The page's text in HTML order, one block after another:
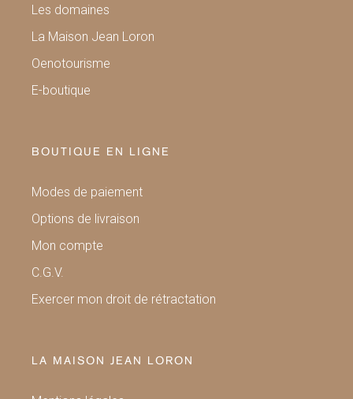
Les domaines
La Maison Jean Loron
Oenotourisme
E-boutique
BOUTIQUE EN LIGNE
Modes de paiement
Options de livraison
Mon compte
C.G.V.
Exercer mon droit de rétractation
LA MAISON JEAN LORON